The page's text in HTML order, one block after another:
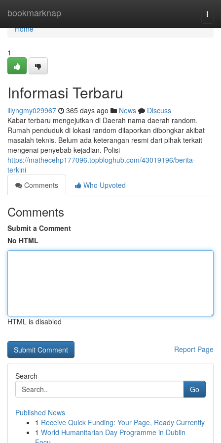
bookmarknap
Home
Home
1
Informasi Terbaru
lilyngmy029967 365 days ago News
Discuss
Kabar terbaru mengejutkan di Daerah nama daerah random.
Rumah penduduk di lokasi random dilaporkan dibongkar akibat
masalah teknis. Belum ada keterangan resmi dari pihak terkait
mengenai penyebab kejadian. Polisi
https://mathecehp177096.topbloghub.com/43019196/berita-
terkini
Comments
Who Upvoted
Comments
Submit a Comment
No HTML
HTML is disabled
Report Page
Search
Go
Published News
1 Receive Quick Funding: Your Page, Ready Currently
1 World Humanitarian Day Programme in Dublin